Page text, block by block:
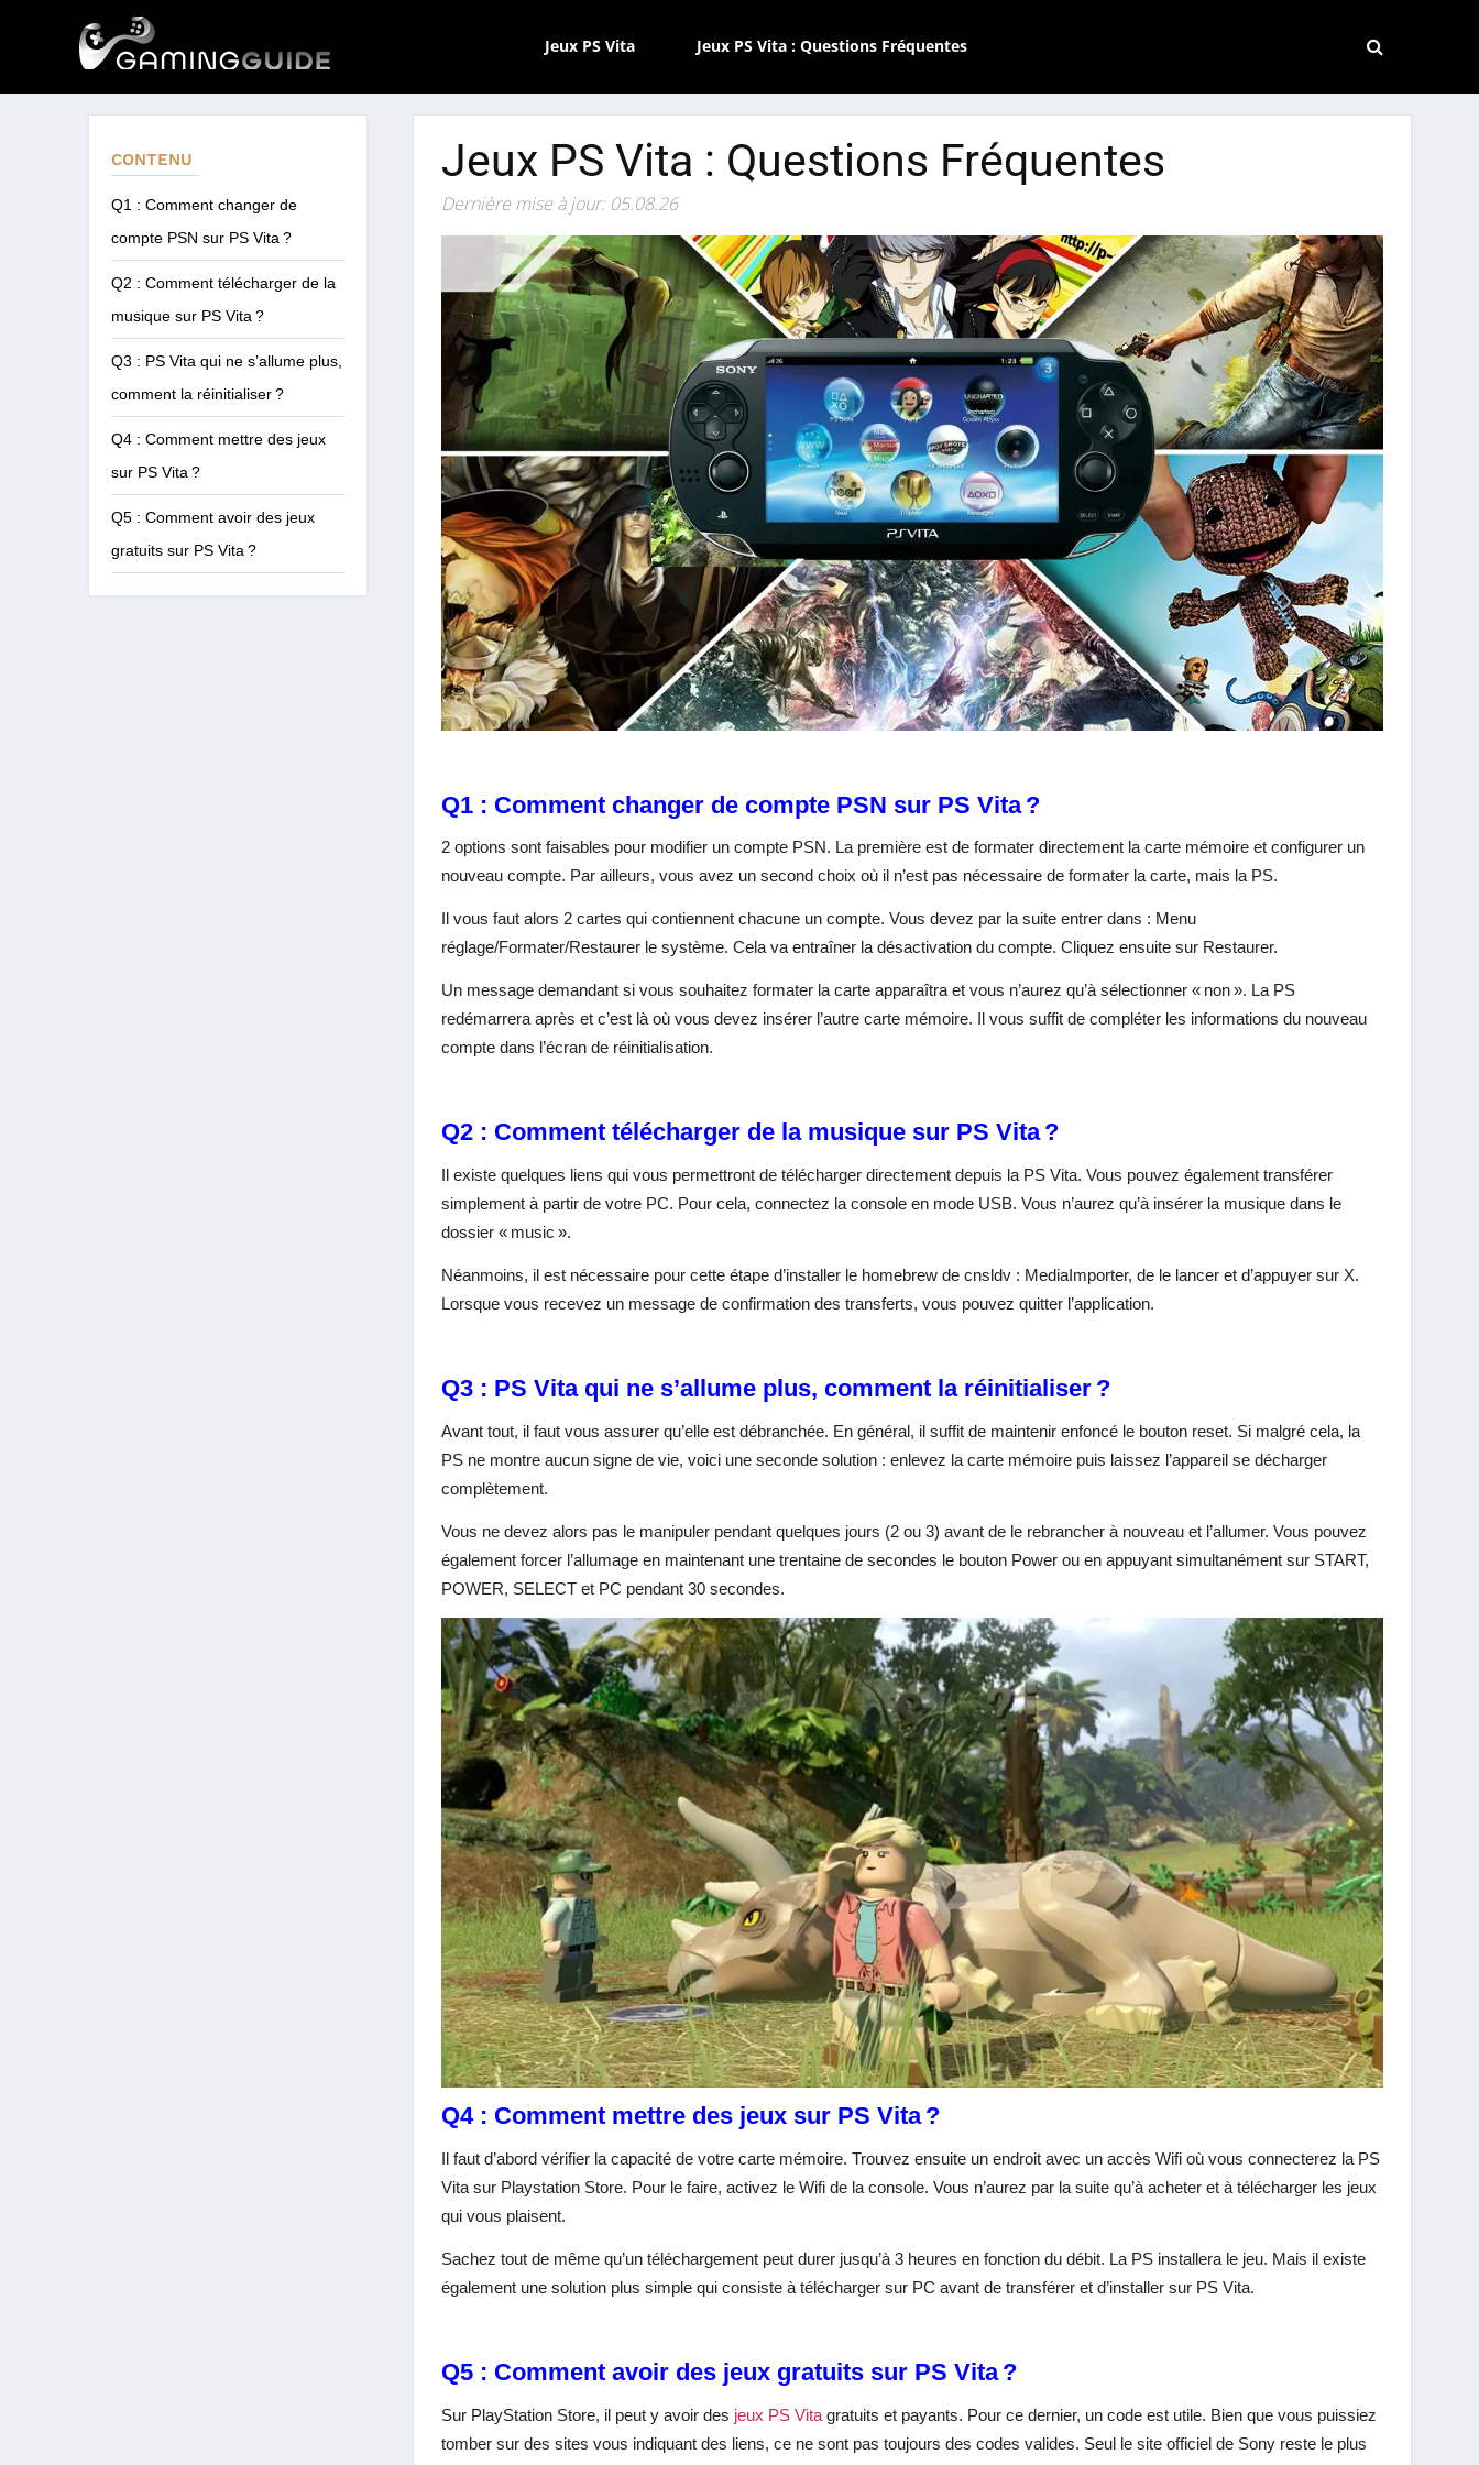
Jeux PS Vita Jeux PS Vita : Questions Fréquentes
CONTENU
Q1 : Comment changer de
compte PSN sur PS Vita ?
Q2 : Comment télécharger de la
musique sur PS Vita ?
Q3 : PS Vita qui ne s’allume plus,
comment la réinitialiser ?
Q4 : Comment mettre des jeux
sur PS Vita ?
Q5 : Comment avoir des jeux
gratuits sur PS Vita ?
Jeux PS Vita : Questions Fréquentes
Dernière mise à jour: 05.08.26
Q1 : Comment changer de compte PSN sur PS Vita ?
2 options sont faisables pour modifier un compte PSN. La première est de formater directement la carte mémoire et configurer un
nouveau compte. Par ailleurs, vous avez un second choix où il n’est pas nécessaire de formater la carte, mais la PS.
Il vous faut alors 2 cartes qui contiennent chacune un compte.Vous devez par la suite entrer dans : Menu
réglage/Formater/Restaurer le système. Cela va entraîner la désactivation du compte. Cliquez ensuite sur Restaurer.
Un message demandant si vous souhaitez formater la carte apparaîtra et vous n’aurez qu’à sélectionner « non ». La PS
redémarrera après et c’est là où vous devez insérer l’autre carte mémoire. Il vous suffit de compléter les informations du nouveau
compte dans l’écran de réinitialisation.
Q2 : Comment télécharger de la musique sur PS Vita ?
Il existe quelques liens qui vous permettront de télécharger directement depuis la PS Vita. Vous pouvez également transférer
simplement à partir de votre PC. Pour cela, connectez la console en mode USB. Vous n’aurez qu’à insérer la musique dans le
dossier « music ».
Néanmoins, il est nécessaire pour cette étape d’installer le homebrew de cnsldv : MediaImporter, de le lancer et d’appuyer sur X.
Lorsque vous recevez un message de confirmation des transferts, vous pouvez quitter l’application.
Q3 : PS Vita qui ne s’allume plus, comment la réinitialiser ?
Avant tout, il faut vous assurer qu’elle est débranchée. En général, il suffit de maintenir enfoncé le bouton reset. Si malgré cela, la
PS ne montre aucun signe de vie, voici une seconde solution : enlevez la carte mémoire puis laissez l’appareil se décharger
complètement.
Vous ne devez alors pas le manipuler pendant quelques jours (2 ou 3) avant de le rebrancher à nouveau et l’allumer. Vous pouvez
également forcer l’allumage en maintenant une trentaine de secondes le bouton Power ou en appuyant simultanément sur START,
POWER, SELECT et PC pendant 30 secondes.
Q4 : Comment mettre des jeux sur PS Vita ?
Il faut d’abord vérifier la capacité de votre carte mémoire. Trouvez ensuite un endroit avec un accès Wifi où vous connecterez la PS
Vita sur Playstation Store. Pour le faire, activez le Wifi de la console. Vous n’aurez par la suite qu’à acheter et à télécharger les jeux
qui vous plaisent.
Sachez tout de même qu’un téléchargement peut durer jusqu’à 3 heures en fonction du débit. La PS installera le jeu. Mais il existe
également une solution plus simple qui consiste à télécharger sur PC avant de transférer et d’installer sur PS Vita.
Q5 : Comment avoir des jeux gratuits sur PS Vita ?
Sur PlayStation Store, il peut y avoir des jeux PS Vita gratuits et payants. Pour ce dernier, un code est utile. Bien que vous puissiez
tomber sur des sites vous indiquant des liens, ce ne sont pas toujours des codes valides. Seul le site officiel de Sony reste le plus